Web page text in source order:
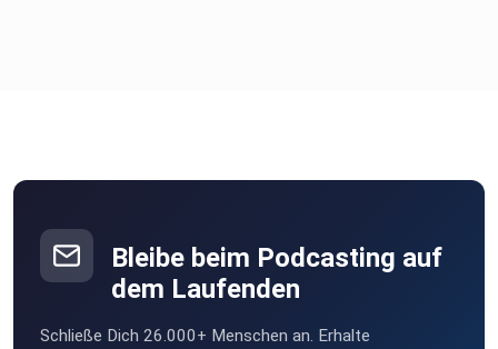
Bleibe beim Podcasting auf
dem Laufenden
Schließe Dich 26.000+ Menschen an. Erhalte